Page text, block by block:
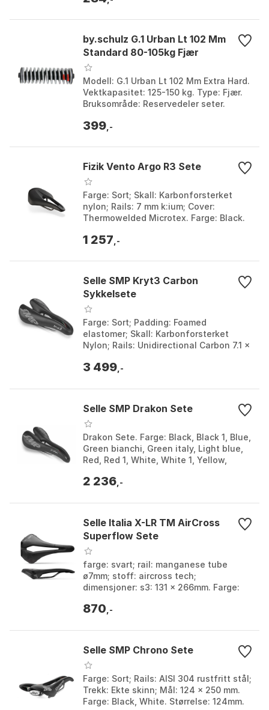
by.schulz G.1 Urban Lt 102 Mm
Standard 80-105kg Fjær
Modell: G.1 Urban Lt 102 Mm Extra Hard.
Vektkapasitet: 125-150 kg. Type: Fjær.
Bruksområde: Reservedeler seter.
Purple, Silv...
399 ,-
Fizik Vento Argo R3 Sete
Farge: Sort; Skall: Karbonforsterket
nylon; Rails: 7 mm k:ium; Cover:
Thermowelded Microtex. Farge: Black.
1 257 ,-
Selle SMP Kryt3 Carbon
Sykkelsete
Farge: Sort; Padding: Foamed
elastomer; Skall: Karbonforsterket
Nylon; Rails: Unidirectional Carbon 7.1 x
3 499 ,-
Selle SMP Drakon Sete
Drakon Sete. Farge: Black, Black 1, Blue,
Green bianchi, Green italy, Light blue,
Red, Red 1, White, White 1, Yellow,
2 236 ,-
Selle Italia X-LR TM AirCross
Superflow Sete
farge: svart; rail: manganese tube
ø7mm; stoff: aircross tech;
dimensjoner: s3: 131 x 266mm. Farge:
870 ,-
Selle SMP Chrono Sete
Farge: Sort; Rails: AISI 304 rustfritt stål;
Trekk: Ekte skinn; Mål: 124 x 250 mm.
Farge: Black, White. Størrelse: 124mm.